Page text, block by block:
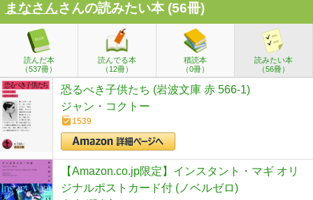
まなさんさんの読みたい本 (56冊)
読んだ本
（537冊）
読んでる本
（12冊）
積読本
（0冊）
読みたい本
（56冊）
恐るべき子供たち (岩波文庫 赤 566-1)
ジャン・コクトー
1539
【Amazon.co.jp限定】インスタント・マギ オリ
ジナルポストカード付 (ノベルゼロ)